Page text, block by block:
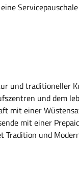
und traditioneller
und dem
mit einer
mit einer
und